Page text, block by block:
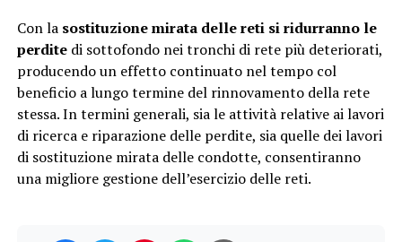
Con la sostituzione mirata delle reti si ridurranno le
perditedi sottofondo nei tronchi di rete più deteriorati,
producendo un effetto continuato nel tempo col
beneficio a lungo termine del rinnovamento della rete
stessa. In termini generali, sia le attività relative ai lavori
di ricerca e riparazione delle perdite, sia quelle dei lavori
di sostituzione mirata delle condotte, consentiranno
una migliore gestione dell’esercizio delle reti.